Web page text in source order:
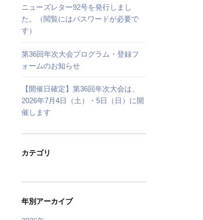
ニューズレター92号を発行しまし
た。（閲覧にはパスワードが必要で
す）
第36回年次大会プログラム・登録フ
ォームのお知らせ
【開催日確定】第36回年次大会は、
2026年7月4日（土）・5日（日）に開
催します
カテゴリ
年別アーカイブ